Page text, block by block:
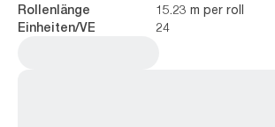
Rollenlänge 15.23 m per roll
Einheiten/VE 24